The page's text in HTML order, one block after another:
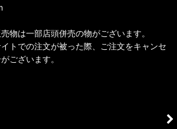
物は一部店頭併売の物がございます。
トでの注文が被った際、ご注文をキャンセ
ございます。